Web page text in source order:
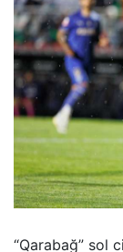
“Qarabağ” sol